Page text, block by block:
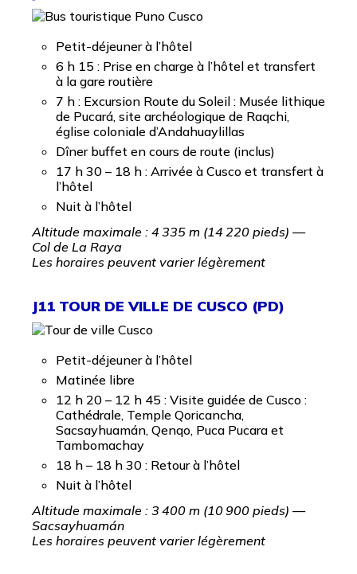
Petit-déjeuner à l’hôtel
6 h 15 : Prise en charge à l’hôtel et transfert
à la gare routière
7 h : Excursion Route du Soleil : Musée lithique
de Pucará, site archéologique de Raqchi,
église coloniale d’Andahuaylillas
Dîner buffet en cours de route (inclus)
17 h 30 – 18 h : Arrivée à Cusco et transfert à
l’hôtel
Nuit à l’hôtel
Altitude maximale : 4 335 m (14 220 pieds) —
Col de La Raya
Les horaires peuvent varier légèrement
J11 TOUR DE VILLE DE CUSCO (PD)
Petit-déjeuner à l’hôtel
Matinée libre
12 h 20 – 12 h 45 : Visite guidée de Cusco :
Cathédrale, Temple Qoricancha,
Sacsayhuamán, Qenqo, Puca Pucara et
Tambomachay
18 h – 18 h 30 : Retour à l’hôtel
Nuit à l’hôtel
Altitude maximale : 3 400 m (10 900 pieds) —
Sacsayhuamán
Les horaires peuvent varier légèrement